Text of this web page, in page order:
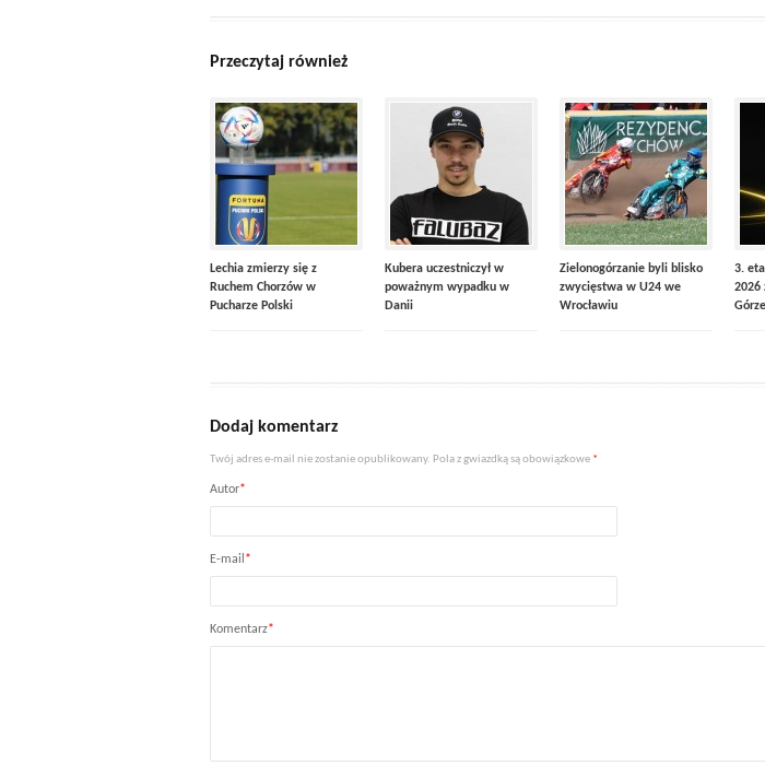
Przeczytaj również
Lechia zmierzy się z
Ruchem Chorzów w
Pucharze Polski
Kubera uczestniczył w
poważnym wypadku w
Danii
Zielonogórzanie byli blisko
zwycięstwa w U24 we
Wrocławiu
3.
2026
Górze
Dodaj komentarz
Twój adres e-mail nie zostanie opublikowany. Pola z gwiazdką są obowiązkowe *
Autor*
E-mail *
Komentarz*